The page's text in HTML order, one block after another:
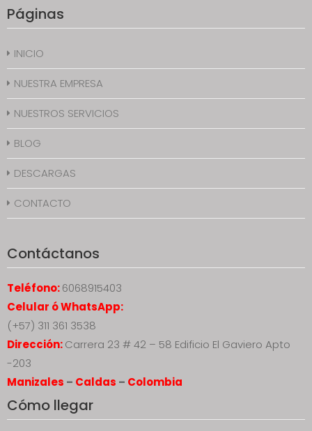
Páginas
INICIO
NUESTRA EMPRESA
NUESTROS SERVICIOS
BLOG
DESCARGAS
CONTACTO
Contáctanos
Teléfono:6068915403
Celular ó WhatsApp:
(+57) 311 361 3538
Dirección:Carrera 23 # 42 – 58 Edificio El Gaviero Apto
-203
Manizales – Caldas – Colombia
Cómo llegar